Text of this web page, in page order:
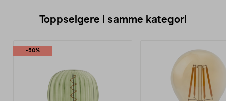
Toppselgere i samme kategori
-50%